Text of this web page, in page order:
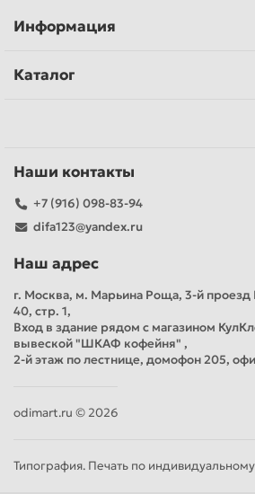
Информация
Каталог
Наши контакты
+7 (916) 098-83-94
difa123@yandex.ru
Наш адрес
г. Москва, м. Марьина Роща, 3-й
40, стр. 1,
Вход в здание рядом с магазином
вывеской "ШКАФ кофейня" ,
2-й этаж по лестнице, домофон 205,
odimart.ru © 2026
Типография. Печать по индивидуальному